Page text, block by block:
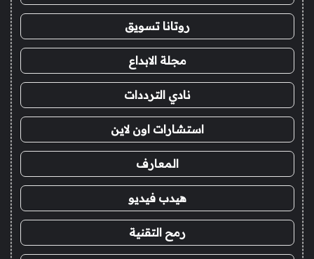
روتانا تسويق
مجلة الابداع
نادي الترددات
استشارات اون لاين
المعارف
هيدب فيديو
رمح التقنية